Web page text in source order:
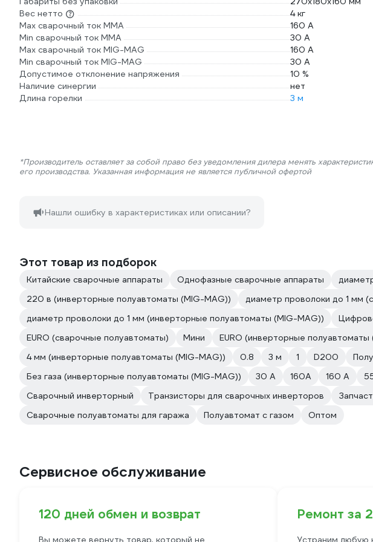
Вес нетто
4 кг
Max сварочный ток ММА
160 А
Min сварочный ток ММА
30 А
Max сварочный ток MIG-MAG
160 А
Min сварочный ток MIG-MAG
30 А
Допустимое отклонение напряжения
10 %
Наличие синергии
нет
Длина горелки
3 м
*Производитель оставляет за собой право без уведомления дилера менять
его производства. Указанная информация не является публичной офертой
Нашли ошибку в характеристиках или описании?
Этот товар из подборок
Китайские сварочные аппараты Однофазные сварочные аппараты
220 в (инверторные полуавтоматы (MIG-MAG))
диаметр проволоки до 1 мм
диаметр проволоки до 1 мм (инверторные полуавтоматы (MIG-MAG))
EURO (сварочные полуавтоматы)
Мини EURO (инверторные полуавтоматы
4 мм (инверторные полуавтоматы (MIG-MAG))
0.8 3 м 1 D200
Без газа (инверторные полуавтоматы (MIG-MAG))
30 А 160А 160 А
Сварочный инверторный
Транзисторы для сварочных инверторов
Сварочные полуавтоматы для гаража
Полуавтомат с газом Оптом
Сервисное обслуживание
120 дней обмен и возврат
Вы можете вернуть товар, который не
Ремонт за
Устраним любую